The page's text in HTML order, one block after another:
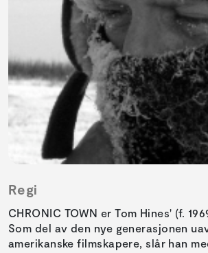
Regi
CHRONIC TOWN er Tom Hines' (f.
Som del av den nye generasjonen
amerikanske filmskapere, slår han